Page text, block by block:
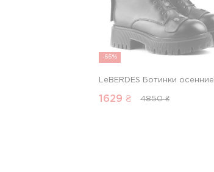
-66%
LeBERDES Ботинки осенние
1629 ₴ 4850 ₴